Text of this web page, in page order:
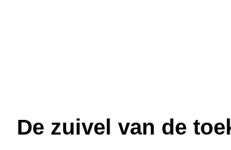
De zuivel van de